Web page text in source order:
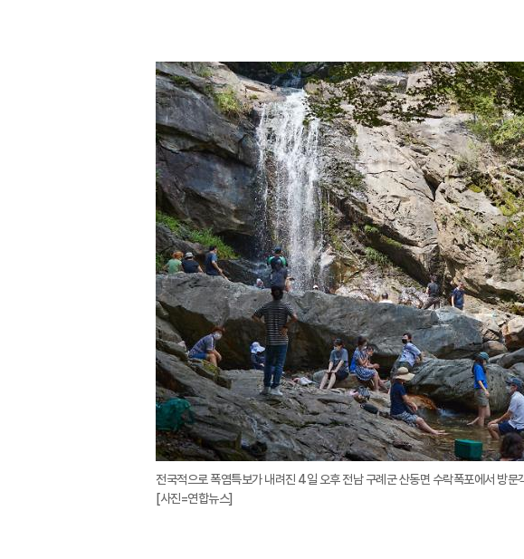
전국적으로 폭염특보가 내려진 4일 오후 전남 구례군 산동면 수락폭포에서 방문
[사진=연합뉴스]